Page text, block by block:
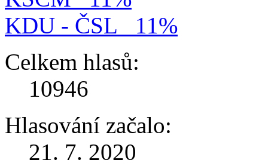
KDU - ČSL
11%
Celkem hlasů:
10946
Hlasování začalo:
21. 7. 2020